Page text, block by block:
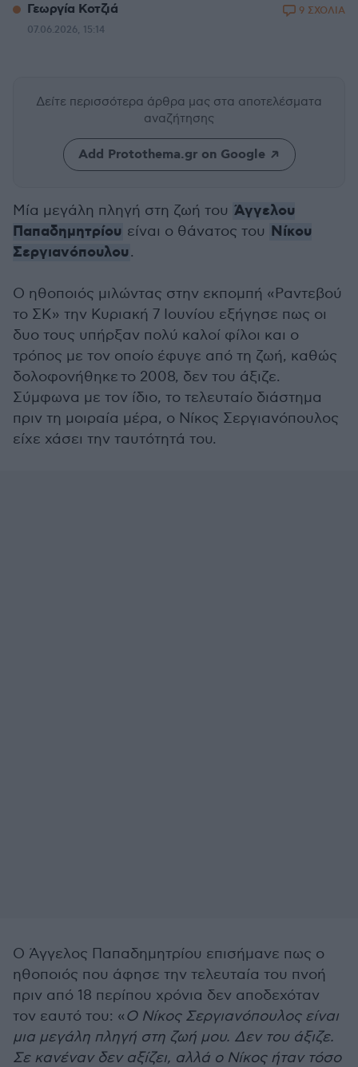
Γεωργία Κοτζιά
07.06.2026, 15:14
9 ΣΧΟΛΙΑ
Δείτε περισσότερα άρθρα μας στα αποτελέσματα
αναζήτησης
Add Protothema.gr on Google
Μία μεγάλη πληγή στη ζωή του Άγγελου
Παπαδημητρίου είναι ο θάνατος του Νίκου
Σεργιανόπουλου.
Ο ηθοποιός μιλώντας στην εκπομπή «Ραντεβού
το ΣΚ» την Κυριακή 7 Ιουνίου εξήγησε πως οι
δυο τους υπήρξαν πολύ καλοί φίλοι και ο
τρόπος με τον οποίο έφυγε από τη ζωή, καθώς
δολοφονήθηκε το 2008, δεν του άξιζε.
Σύμφωνα με τον ίδιο, το τελευταίο διάστημα
πριν τη μοιραία μέρα, ο Νίκος Σεργιανόπουλος
είχε χάσει την ταυτότητά του.
Ο Άγγελος Παπαδημητρίου επισήμανε πως ο
ηθοποιός που άφησε την τελευταία του πνοή
πριν από 18 περίπου χρόνια δεν αποδεχόταν
τον εαυτό του: «Ο Νίκος Σεργιανόπουλος είναι
μια μεγάλη πληγή στη ζωή μου. Δεν του άξιζε.
Σε κανέναν δεν αξίζει, αλλά ο Νίκος ήταν τόσο